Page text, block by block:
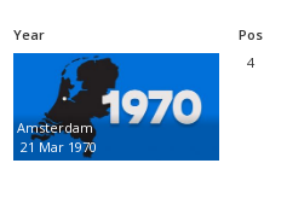
Year Pos
Amsterdam
21 Mar 1970
4